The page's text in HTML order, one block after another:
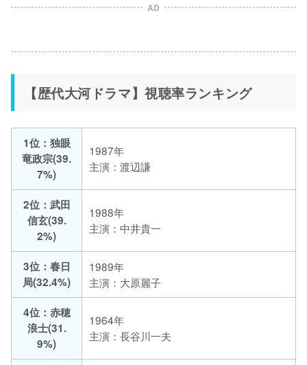
AD
【歴代大河ドラマ】視聴率ランキング
1位：独眼
竜政宗(39.
7%)
1987年
主演：渡辺謙
2位：武田
信玄(39.
2%)
1988年
主演：中井貴一
3位：春日
局(32.4%)
1989年
主演：大原麗子
4位：赤穂
浪士(31.
9%)
1964年
主演：長谷川一夫